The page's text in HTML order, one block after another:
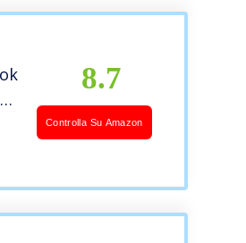
8.7
Controlla Su Amazon